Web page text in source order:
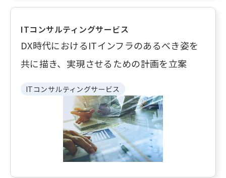
ITコンサルティングサービス
DX時代におけるITインフラのあるべき姿を
共に描き、実現させるための計画を立案
ITコンサルティングサービス